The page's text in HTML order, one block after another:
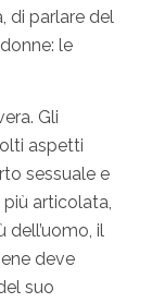
di parlare del
le
Gli
aspetti
sessuale e
articolata,
dell’uomo, il
deve
suo